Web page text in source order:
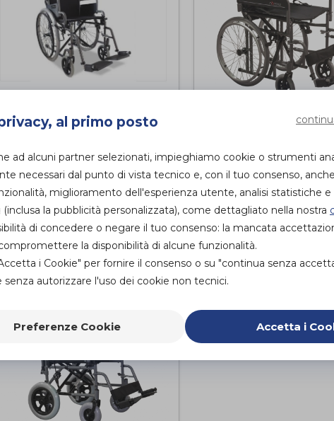
standard
autospinta
Easy P
Intermed
PROVA E ACQUISTA IN
NEGOZIO
CARROZZINA
INGOMBRO
RIDOTTO
Intermed
PROVA E
NEGOZIO
al primo posto
ad alcuni partner selezionati, impieghiamo cookie o strumenti
necessari dal punto di vista tecnico e, con il tuo consenso,
miglioramento dell'esperienza utente, analisi statistiche
la pubblicità personalizzata), come dettagliato nella nostra
di concedere o negare il tuo consenso: la mancata
la disponibilità di alcune funzionalità.
i Cookie" per fornire il consenso o su "continua senza
senza autorizzare l'uso dei cookie non tecnici.
Preferenze Cookie Accetta i